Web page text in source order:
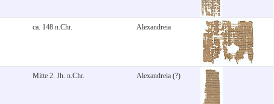
ca. 148 n.Chr. Alexandreia
Mitte 2. Jh. n.Chr. Alexandreia (?)